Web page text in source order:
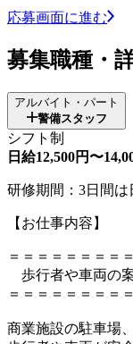
応募画面に進む
募集職種・
アルバイト・パート
警備スタッフ
シフト制
日給12,500円〜
研修期間：3日間は
【お仕事内容】
＝＝＝＝＝＝＝＝
歩行者や車両の
＝＝＝＝＝＝＝＝
商業施設の駐車場